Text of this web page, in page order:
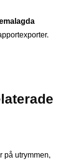
på utrymmen,